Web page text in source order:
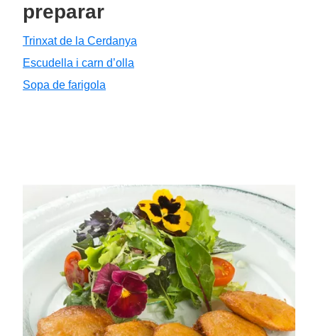
preparar
Trinxat de la Cerdanya
Escudella i carn d’olla
Sopa de farigola